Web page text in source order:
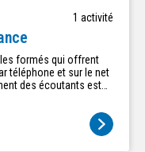
1 activité
formés qui offrent
téléphone et sur le net
des écoutants est